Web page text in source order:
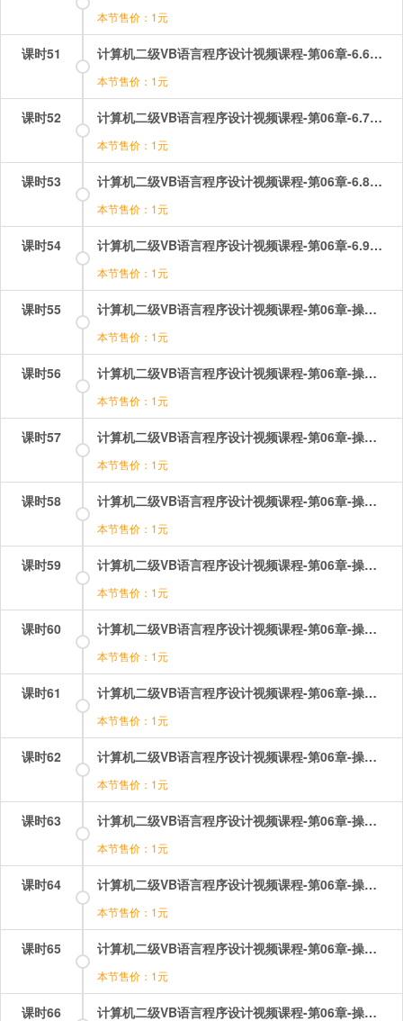
本节售价：1元
课时51 计算机二级VB语言程序设计视频课程-第06章-6.6滚动条.mp4
本节售价：1元
课时52 计算机二级VB语言程序设计视频课程-第06章-6.7计时器.mp4
本节售价：1元
课时53 计算机二级VB语言程序设计视频课程-第06章-6.8框架.mp4
本节售价：1元
课时54 计算机二级VB语言程序设计视频课程-第06章-6.9焦点和Tab顺序.mp4
本节售价：1元
课时55 计算机二级VB语言程序设计视频课程-第06章-操作：列表框和组合框的应用.mp4
本节售价：1元
课时56 计算机二级VB语言程序设计视频课程-第06章-操作：列表框的事件和方法.mp4
本节售价：1元
课时57 计算机二级VB语言程序设计视频课程-第06章-操作：列表框的属性1.mp4
本节售价：1元
课时58 计算机二级VB语言程序设计视频课程-第06章-操作：列表框的属性2.mp4
本节售价：1元
课时59 计算机二级VB语言程序设计视频课程-第06章-操作：单选按钮和复选框.mp4
本节售价：1元
课时60 计算机二级VB语言程序设计视频课程-第06章-操作：命令按钮及其基本操作.mp4
本节售价：1元
课时61 计算机二级VB语言程序设计视频课程-第06章-操作：图片框和图像框.mp4
本节售价：1元
课时62 计算机二级VB语言程序设计视频课程-第06章-操作：图片框和图像框的基础操作.mp4
本节售价：1元
课时63 计算机二级VB语言程序设计视频课程-第06章-操作：常用控件标签.mp4
本节售价：1元
课时64 计算机二级VB语言程序设计视频课程-第06章-操作：形状及其基本操作.mp4
本节售价：1元
课时65 计算机二级VB语言程序设计视频课程-第06章-操作：文本框的事件和方法.mp4
本节售价：1元
课时66 计算机二级VB语言程序设计视频课程-第06章-操作：文本框的属性1.mp4